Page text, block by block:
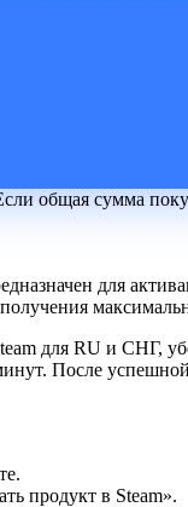
общая сумма
для
для RU и СНГ,
После
продукт в Steam».